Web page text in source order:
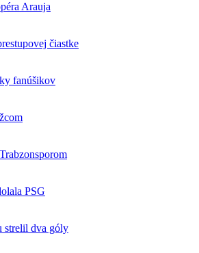
Arauja
čiastke
fanúšikov
PSG
strelil dva góly